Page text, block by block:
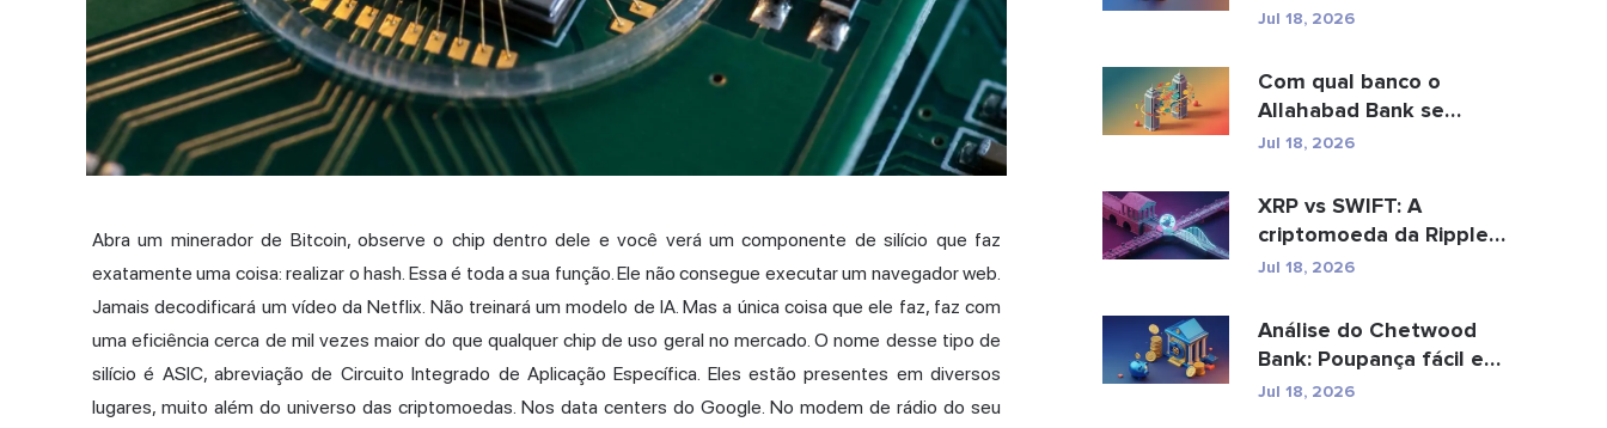
Abra um minerador de Bitcoin, observe o chip dentro dele e você verá um componente de silício que faz
exatamente uma coisa: realizar o hash. Essa é toda a sua função. Ele não consegue executar um navegador web.
Jamais decodificará um vídeo da Netflix. Não treinará um modelo de IA. Mas a única coisa que ele faz, faz com
uma eficiência cerca de mil vezes maior do que qualquer chip de uso geral no mercado. O nome desse tipo de
silício é ASIC, abreviação de Circuito Integrado de Aplicação Específica. Eles estão presentes em diversos
lugares, muito além do universo das criptomoedas. Nos data centers do Google. No modem de rádio do seu
criptomoedas: Bitcoin,
Jul 18, 2026
Com qual banco o
Allahabad Bank se
fundiu? Leia a matéria
Jul 18, 2026
XRP vs SWIFT: A
criptomoeda da Ripple
pode substituir os
Jul 18, 2026
Análise do Chetwood
Bank: Poupança fácil e
serviços bancários...
Jul 18, 2026